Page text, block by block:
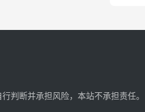
判断并承担风险，本站不承担责任。